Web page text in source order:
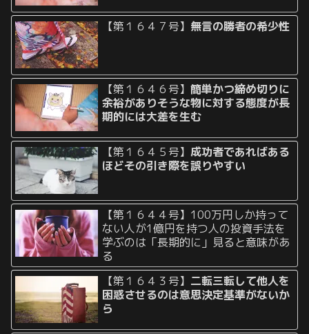
【第１６４７号】 無言の勝者の希少性
【第１６４６号】簡単かつ締め切りに
余裕がありそうな物に対する態度が長
期的には大差を生む
【第１６４５号】成功者であればある
ほどその引き際を誤りやすい
【第１６４４号】100万円しか持って
ない人が1億円を持つ人の投資手法を
学ぶのは「長期的に」見ると意味があ
る
【第１６４３号】 二転三転して他人を
困惑させるのは意思決定基準がないか
ら